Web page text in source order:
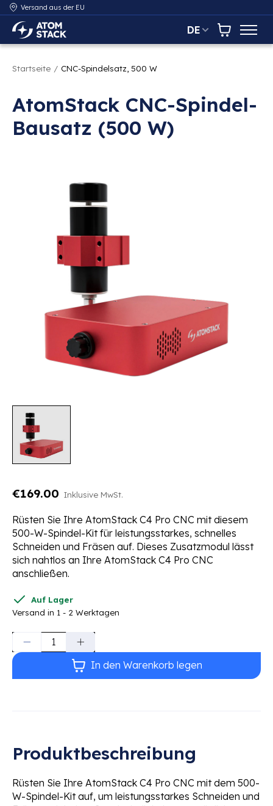
Versand aus der EU
AtomStack Europe DE
Startseite / CNC-Spindelsatz, 500 W
AtomStack CNC-Spindel-
Bausatz (500 W)
€169.00 Inklusive MwSt.
Rüsten Sie Ihre AtomStack C4 Pro CNC mit diesem
500-W-Spindel-Kit für leistungsstarkes, schnelles
Schneiden und Fräsen auf. Dieses Zusatzmodul lässt
sich nahtlos an Ihre AtomStack C4 Pro CNC
anschließen.
Auf Lager
Versand in 1 - 2 Werktagen
Menge:
In den Warenkorb legen
Produktbeschreibung
Rüsten Sie Ihre AtomStack C4 Pro CNC mit dem 500-
W-Spindel-Kit auf, um leistungsstarkes Schneiden und